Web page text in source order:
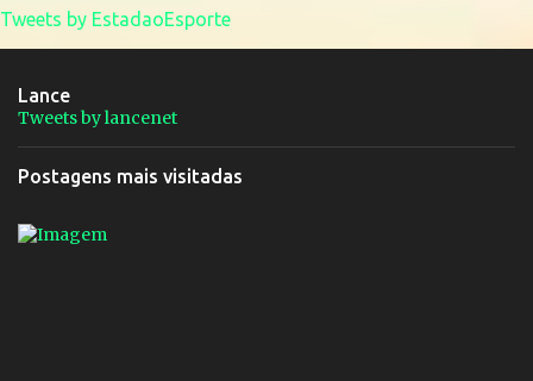
Tweets by EstadaoEsporte
Lance
Tweets by lancenet
Postagens mais visitadas